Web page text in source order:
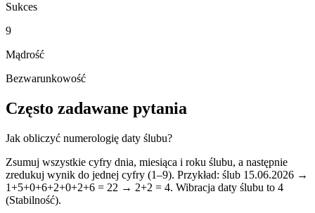
Sukces
9
Mądrość
Bezwarunkowość
Często zadawane pytania
Jak obliczyć numerologię daty ślubu?
Zsumuj wszystkie cyfry dnia, miesiąca i roku ślubu, a następnie
zredukuj wynik do jednej cyfry (1–9). Przykład: ślub 15.06.2026 →
1+5+0+6+2+0+2+6 = 22 → 2+2 = 4. Wibracja daty ślubu to 4
(Stabilność).